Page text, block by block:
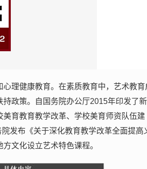
理健康教育。在素质教育中，艺术教育
政策。自国务院办公厅2015年印发了
育教育教学改革、学校美育师资队伍建
发布《关于深化教育教学改革全面提高
文化设立艺术特色课程。